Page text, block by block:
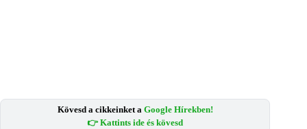
Kövesd a cikkeinket a Google Hírekben!
👉 Kattints ide és kövesd